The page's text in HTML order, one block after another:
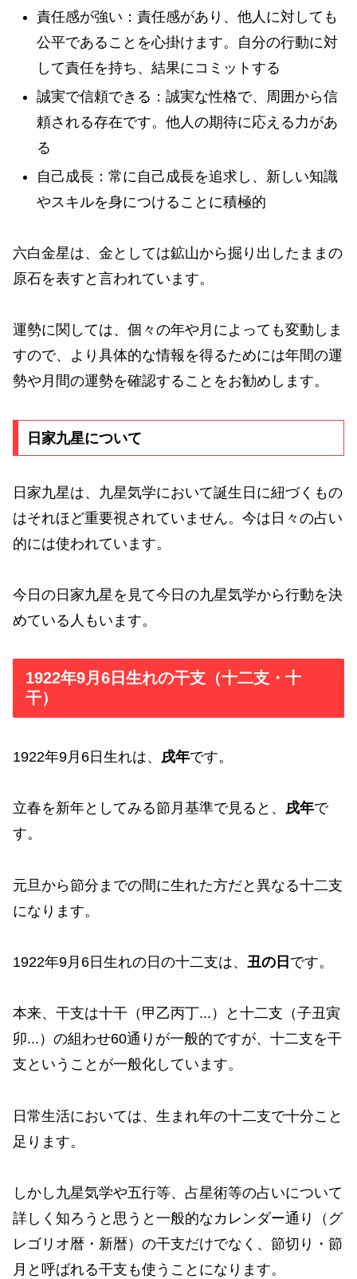
責任感が強い：責任感があり、他人に対しても
公平であることを心掛けます。自分の行動に対
して責任を持ち、結果にコミットする
誠実で信頼できる：誠実な性格で、周囲から信
頼される存在です。他人の期待に応える力があ
る
自己成長：常に自己成長を追求し、新しい知識
やスキルを身につけることに積極的
六白金星は、金としては鉱山から掘り出したままの
原石を表すと言われています。
運勢に関しては、個々の年や月によっても変動しま
すので、より具体的な情報を得るためには年間の運
勢や月間の運勢を確認することをお勧めします。
日家九星について
日家九星は、九星気学において誕生日に紐づくもの
はそれほど重要視されていません。今は日々の占い
的には使われています。
今日の日家九星を見て今日の九星気学から行動を決
めている人もいます。
1922年9月6日生れの干支（十二支・十
干）
1922年9月6日生れは、 戌年です。
立春を新年としてみる節月基準で見ると、 戌年で
す。
元旦から節分までの間に生れた方だと異なる十二支
になります。
1922年9月6日生れの日の十二支は、 丑の日 です。
本来、干支は十干（甲乙丙丁...）と十二支（子丑寅
卯...）の組わせ60通りが一般的ですが、十二支を干
支ということが一般化しています。
日常生活においては、生まれ年の十二支で十分こと
足ります。
しかし九星気学や五行等、占星術等の占いについて
詳しく知ろうと思うと一般的なカレンダー通り（グ
レゴリオ暦・新暦）の干支だけでなく、節切り・節
月と呼ばれる干支も使うことになります。